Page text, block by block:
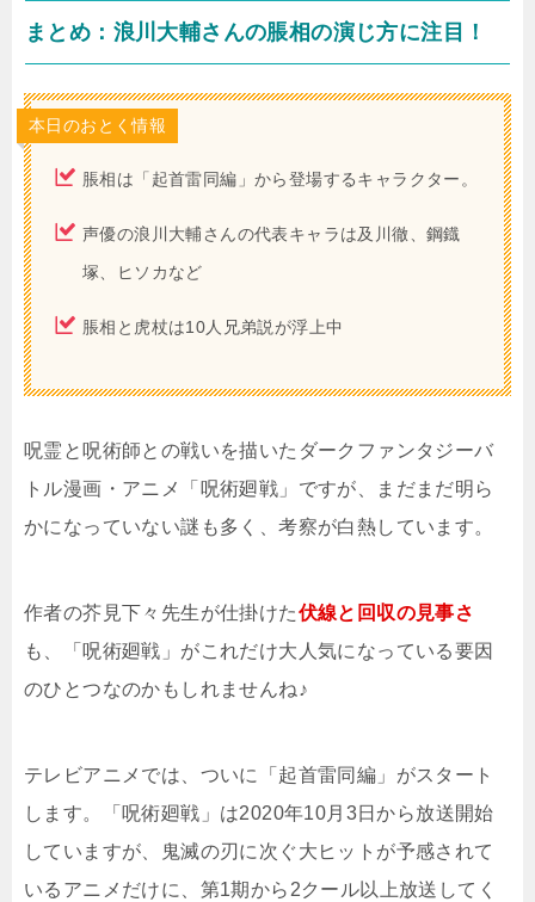
まとめ：浪川大輔さんの脹相の演じ方に注目！
本日のおとく情報
脹相は「起首雷同編」から登場するキャラクター。
声優の浪川大輔さんの代表キャラは及川徹、鋼鐡
塚、ヒソカなど
脹相と虎杖は10人兄弟説が浮上中
呪霊と呪術師との戦いを描いたダークファンタジーバ
トル漫画・アニメ「呪術廻戦」ですが、まだまだ明ら
かになっていない謎も多く、考察が白熱しています。
作者の芥見下々先生が仕掛けた伏線と回収の見事さ
も、「呪術廻戦」がこれだけ大人気になっている要因
のひとつなのかもしれませんね♪
テレビアニメでは、ついに「起首雷同編」がスタート
します。「呪術廻戦」は2020年10月3日から放送開始
していますが、鬼滅の刃に次ぐ大ヒットが予感されて
いるアニメだけに、第1期から2クール以上放送してく